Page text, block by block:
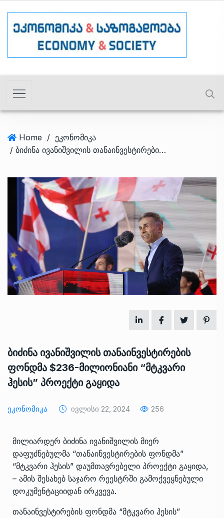
Home / ეკონომიკა
/ ბიძინა ივანიშვილის თანაინვესტირების ფონდმა $236-მილიონიანი “მტკვარი ჰესის” პროექტი გაყიდა
ბიძინა ივანიშვილის თანაინვესტირების
ფონდმა $236-მილიონიანი “მტკვარი
ჰესის” პროექტი გაყიდა
Ეკონომიკა Ივლისი 22, 2024 256
მილიარდერ ბიძინა ივანიშვილის მიერ
დაფუძნებულმა “თანაინვესტირების ფონდმა”
“მტკვარი ჰესის” დაუმთავრებელი პროექტი გაყიდა,
– ამის შესახებ საჯარო რეესტრში გამოქვეყნებული
დოკუმენტაციიდან ირკვევა.
თანაინვესტირების ფონდმა “მტკვარი ჰესის”